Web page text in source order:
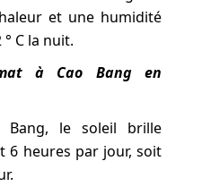
et une humidité
C la nuit.
à Cao Bang en
Bang, le soleil brille
6 heures par jour, soit